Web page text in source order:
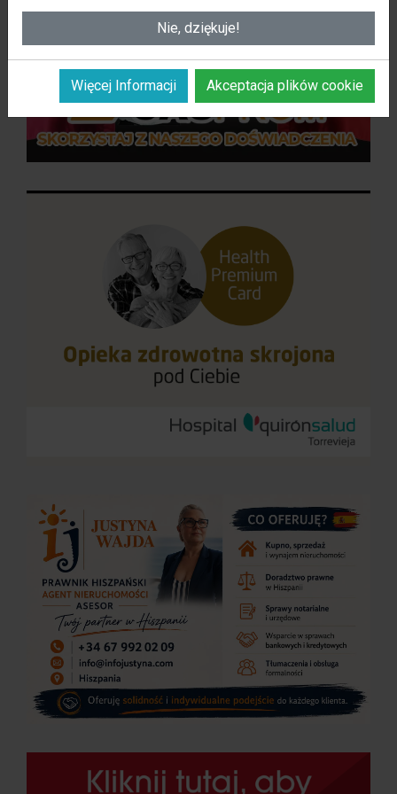
naszej witryny.
Więcej Informacji Akceptacja plików cookie
Nie, dziękuje!